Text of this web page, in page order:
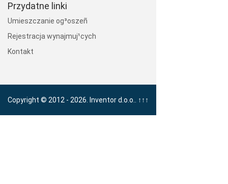
Przydatne linki
Umieszczanie og³oszeñ
Rejestracja wynajmuj¹cych
Kontakt
Copyright © 2012 - 2026. Inventor d.o.o.. ↑↑↑